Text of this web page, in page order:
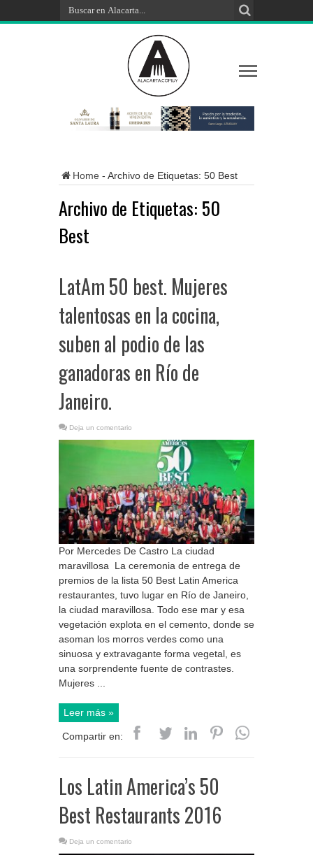
Home - Archivo de Etiquetas: 50 Best
Archivo de Etiquetas: 50
Best
LatAm 50 best. Mujeres
talentosas en la cocina,
suben al podio de las
ganadoras en Río de
Janeiro.
Deja un comentario
Por Mercedes De Castro La ciudad
maravillosa La ceremonia de entrega de
premios de la lista 50 Best Latin America
restaurantes, tuvo lugar en Río de Janeiro,
la ciudad maravillosa. Todo ese mar y esa
vegetación explota en el cemento, donde se
asoman los morros verdes como una
sinuosa y extravagante forma vegetal, es
una sorprendente fuente de contrastes.
Mujeres ...
Leer más »
Compartir en:
Los Latin America’s 50
Best Restaurants 2016
Deja un comentario